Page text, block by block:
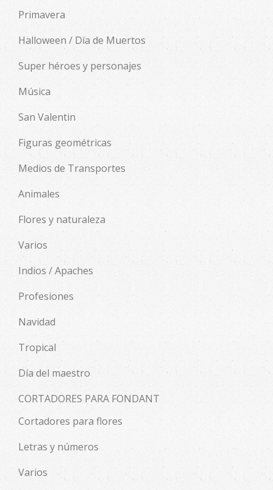
Primavera
Halloween / Día de Muertos
Super héroes y personajes
Música
San Valentin
Figuras geométricas
Medios de Transportes
Animales
Flores y naturaleza
Varios
Indios / Apaches
Profesiones
Navidad
Tropical
Día del maestro
CORTADORES PARA FONDANT
Cortadores para flores
Letras y números
Varios